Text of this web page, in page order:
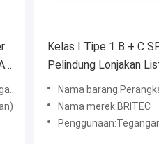
Kelas I Tipe 1 B + C
Pelindung Lonjakan
Pelindung Petir
Nama barang:Perangkat
Nama merek:BRITEC